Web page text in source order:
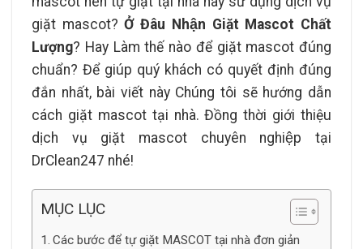
giặt mascot?Ở Đâu Nhận Giặt Mascot Chất
Lượng? Hay Làm thế nào để giặt mascot đúng
chuẩn? Để giúp quý khách có quyết định đúng
đắn nhất, bài viết này Chúng tôi sẽ hướng dẫn
cách giặt mascot tại nhà. Đồng thời giới thiệu
dịch vụ giặt mascot chuyên nghiệp tại
DrClean247 nhé!
MỤC LỤC
Các bước để tự giặt MASCOT tại nhà đơn giản